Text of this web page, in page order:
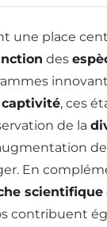
une place
des
, ces
de la
En
scientifique
contribuent